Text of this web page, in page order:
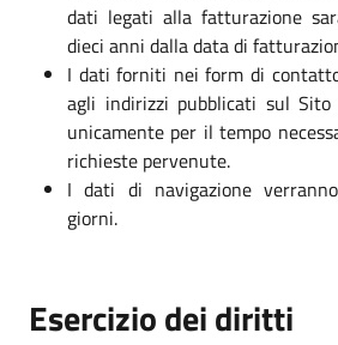
dati legati alla fatturazione
dieci anni dalla data di
I dati forniti nei form di
agli indirizzi pubblicati sul Sito
unicamente per il tempo
richieste pervenute.
I dati di navigazione
giorni.
Esercizio dei diritti